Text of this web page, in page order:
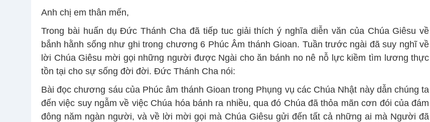
Anh chị em thân mến,
Trong bài huấn dụ Đức Thánh Cha đã tiếp tuc giải thích ý nghĩa diễn văn của Chúa Giêsu về
bắnh hằnh sống như ghi trong chương 6 Phúc Âm thánh Gioan. Tuần trước ngài đã suy nghĩ về
lời Chúa Giêsu mời gọi những người được Ngài cho ăn bánh no nê nỗ lực kiềm tìm lương thực
tồn tại cho sự sống đời đời. Đức Thánh Cha nói:
Bài đọc chương sáu của Phúc âm thánh Gioan trong Phụng vụ các Chúa Nhật này dẫn chúng ta
đến việc suy ngẫm về việc Chúa hóa bánh ra nhiều, qua đó Chúa đã thỏa mãn cơn đói của đám
đông năm ngàn người, và về lời mời gọi mà Chúa Giêsu gửi đến tất cả những ai mà Người đã